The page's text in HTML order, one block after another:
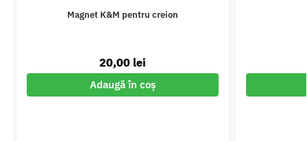
Magnet K&M pentru creion
20,00 lei
Adaugă în coș